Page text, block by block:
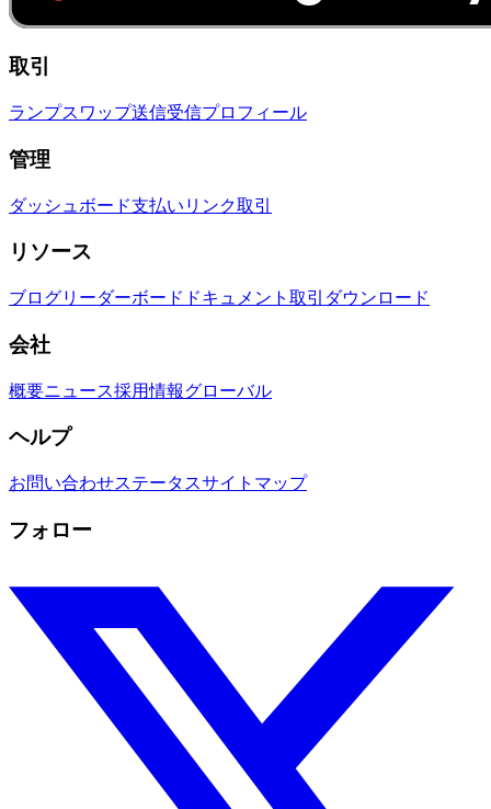
取引
ランプスワップ送信受信プロフィール
管理
ダッシュボード支払いリンク取引
リソース
ブログリーダーボード ドキュメント 取引 ダウンロード
会社
概要ニュース採用情報グローバル
ヘルプ
お問い合わせステータスサイトマップ
フォロー